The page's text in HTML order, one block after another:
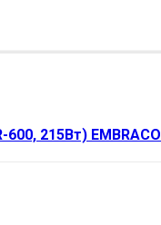
215Вт) EMBRACO